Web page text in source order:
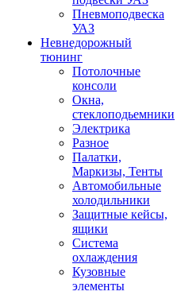
Пневмоподвеска
УАЗ
Невнедорожный
тюнинг
Потолочные
консоли
Окна,
стеклоподьемники
Электрика
Разное
Палатки,
Маркизы, Тенты
Автомобильные
холодильники
Защитные кейсы,
ящики
Система
охлаждения
Кузовные
элементы